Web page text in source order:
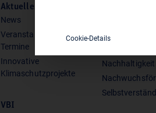
Aktuelles
News
Veranstaltungen &
Termine
Innovative
Klimaschutzprojekte
VBI
Infrastruktur
Nachhaltigkeit
Cookie-Details